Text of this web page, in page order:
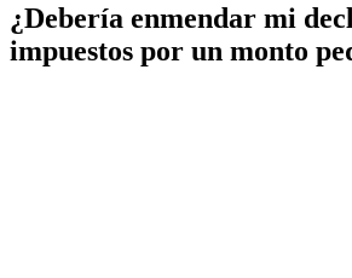
¿Debería enmendar mi
impuestos por un monto